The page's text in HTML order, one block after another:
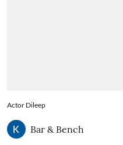
Actor Dileep
Bar & Bench